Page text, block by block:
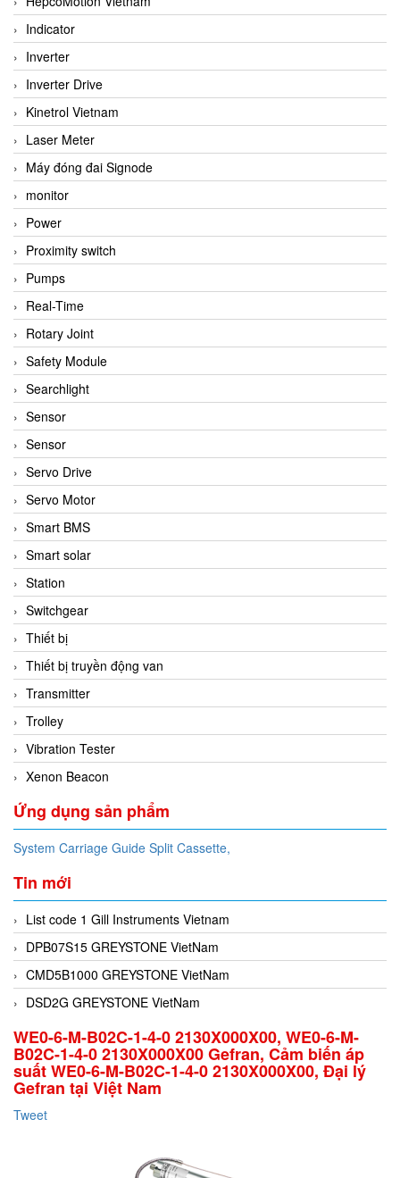
Indicator
Inverter
Inverter Drive
Kinetrol Vietnam
Laser Meter
Máy đóng đai Signode
monitor
Power
Proximity switch
Pumps
Real-Time
Rotary Joint
Safety Module
Searchlight
Sensor
Sensor
Servo Drive
Servo Motor
Smart BMS
Smart solar
Station
Switchgear
Thiết bị
Thiết bị truyền động van
Transmitter
Trolley
Vibration Tester
Xenon Beacon
Ứng dụng sản phẩm
System Carriage Guide Split Cassette,
Tin mới
List code 1 Gill Instruments Vietnam
DPB07S15 GREYSTONE VietNam
CMD5B1000 GREYSTONE VietNam
DSD2G GREYSTONE VietNam
WE0-6-M-B02C-1-4-0 2130X000X00, WE0-6-M-
B02C-1-4-0 2130X000X00 Gefran, Cảm biến áp
suất WE0-6-M-B02C-1-4-0 2130X000X00, Đại lý
Gefran tại Việt Nam
Tweet